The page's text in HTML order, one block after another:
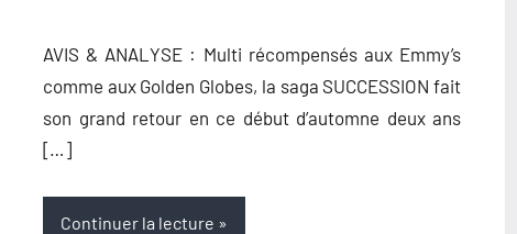
AVIS & ANALYSE : Multi récompensés aux Emmy’s
comme aux Golden Globes, la saga SUCCESSION fait
son grand retour en ce début d’automne deux ans
[…]
Continuer la lecture